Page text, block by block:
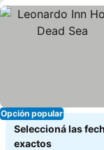
Opción popular
Seleccioná las
exactos